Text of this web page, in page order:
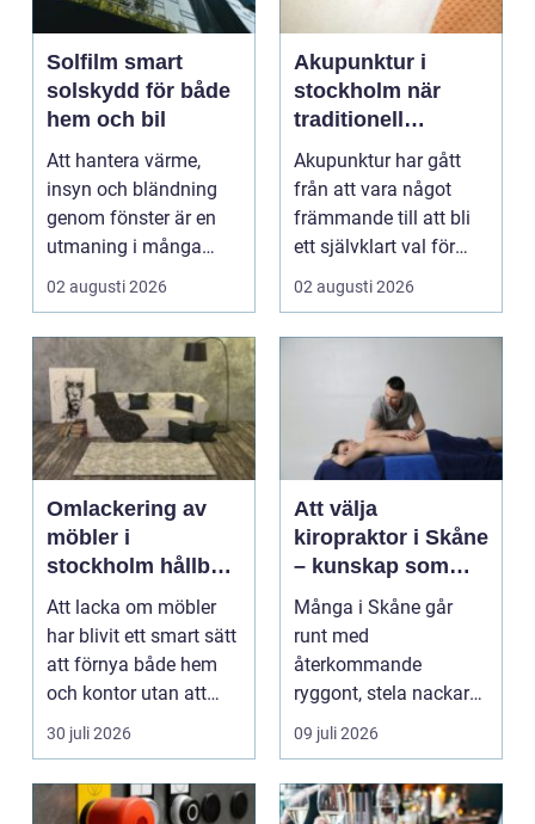
Solfilm smart
solskydd för både
hem och bil
Att hantera värme,
insyn och bländning
genom fönster är en
utmaning i många
svenska hem, kontor
och ...
02 augusti 2026
Akupunktur i
stockholm när
traditionell
kinesisk medicin
möter modern
vardag
Akupunktur har gått
från att vara något
främmande till att bli
ett självklart val för
många som söke...
02 augusti 2026
Omlackering av
möbler i
stockholm hållbar
förvandling av
hem och kontor
Att lacka om möbler
har blivit ett smart sätt
att förnya både hem
och kontor utan att
köpa nytt. Mån...
30 juli 2026
Att välja
kiropraktor i Skåne
– kunskap som
hjälper dig att ta
rätt beslut
Många i Skåne går
runt med
återkommande
ryggont, stela nackar
eller diffusa ...
09 juli 2026